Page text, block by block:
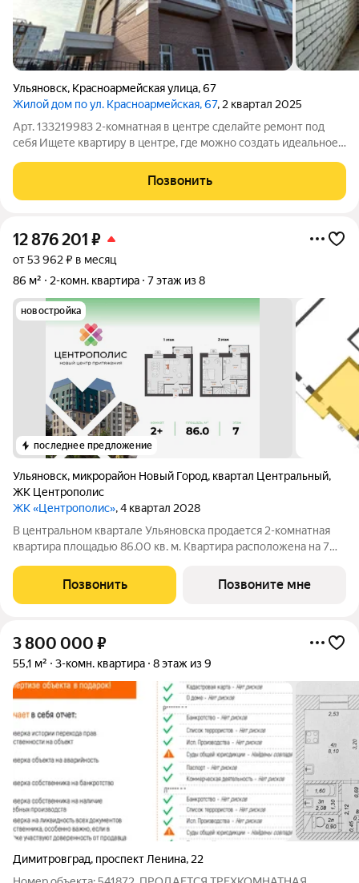
Ульяновск, Красноармейская улица,67
Жилой дом по ул. Красноармейская, 67, 2 квартал 2025
Арт. 133219983 2-комнатная в центре сделайте ремонт под
себя Ищете квартиру в центре, где можно создать идеальное
который открывает максимум возможностей. Квартира
расположена в центральном
Позвонить
12 876 201 ₽
от 53 962 ₽ в месяц
86 м²
2-комн. квартира 7 этаж из 8
новостройка
последнее предложение
Ульяновск, микрорайон Новый Город, квартал Центральный,
ЖК Центрополис
ЖК «Центрополис», 4 квартал 2028
В центральном квартале Ульяновска продается 2-комнатная
квартира площадью 86.00 кв. м. Квартира расположена на 7
Центрополис. Мечта жить в центре Нового города теперь
осуществима! Квартал Центрополис
Позвонить Позвоните мне
3 800 000 ₽
55,1 м² 3-комн. квартира 8 этаж из 9
Димитровград, проспект Ленина, 22